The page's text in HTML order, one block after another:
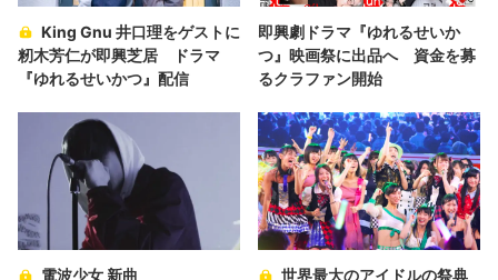
King Gnu 井口理をゲストに
籾木芳仁が即興芝居 ドラマ
『ゆれるせいかつ』配信
即興劇ドラマ『ゆれるせいか
つ』映画祭に出品へ 資金を募
るクラファン開始
電波少女 新曲 世界最大のアイドルの祭典